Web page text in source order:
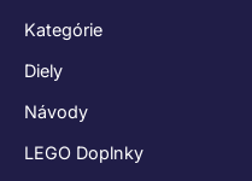
Kategórie
Diely
Návody
LEGO Doplnky